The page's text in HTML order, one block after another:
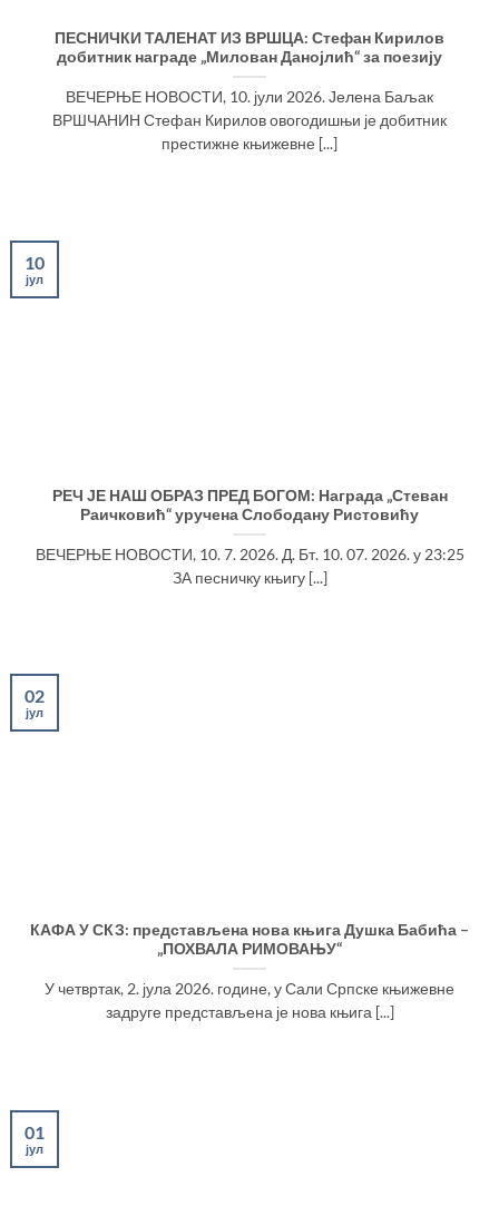
ПЕСНИЧКИ ТАЛЕНАТ ИЗ ВРШЦА: Стефан Кирилов
добитник награде „Милован Данојлић“ за поезију
ВЕЧЕРЊЕ НОВОСТИ, 10. јули 2026. Јелена Баљак
ВРШЧАНИН Стефан Кирилов овогодишњи је добитник
престижне књижевне [...]
РЕЧ ЈЕ НАШ ОБРАЗ ПРЕД БОГОМ: Награда „Стеван
Раичковић“ уручена Слободану Ристовићу
ВЕЧЕРЊЕ НОВОСТИ, 10. 7. 2026. Д. Бт. 10. 07. 2026. у 23:25
ЗА песничку књигу [...]
10
јул
КАФА У СКЗ: представљена нова књига Душка Бабића –
„ПОХВАЛА РИМОВАЊУ“
У четвртак, 2. јула 2026. године, у Сали Српске књижевне
задруге представљена је нова књига [...]
02
јул
01
јул